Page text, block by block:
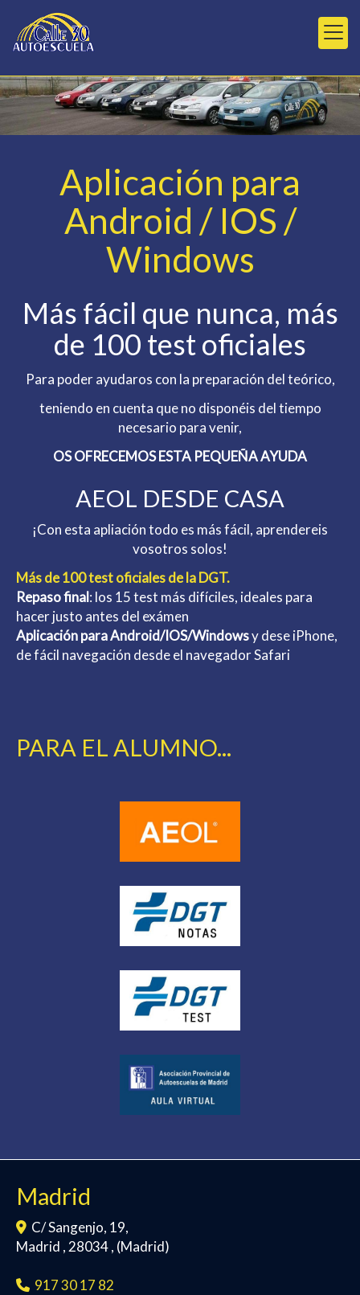
Aplicación para
Android / IOS /
Windows
Más fácil que nunca, más
de 100 test oficiales
Para poder ayudaros con la preparación del teórico,
teniendo en cuenta que no disponéis del tiempo
necesario para venir,
OS OFRECEMOS ESTA PEQUEÑA AYUDA
AEOL DESDE CASA
¡Con esta apliación todo es más fácil, aprendereis
vosotros solos!
Más de 100 test oficiales de la DGT.
Repaso final: los 15 test más difíciles, ideales para
hacer justo antes del exámen
Aplicación para Android/IOS/Windowsy dese iPhone,
de fácil navegación desde el navegador Safari
PARA EL ALUMNO...
Madrid
C/ Sangenjo, 19,
Madrid , 28034, (Madrid)
917 30 17 82